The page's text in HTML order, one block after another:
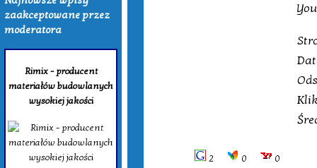
zaakceptowane przez
moderatora
Rimix - producent
materiałów budowlanych
wysokiej jakości
2 0 0